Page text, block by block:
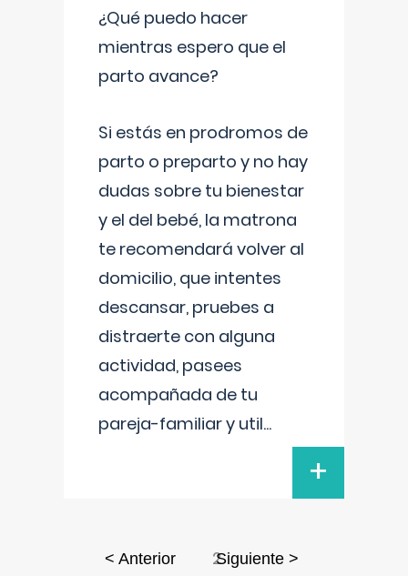
¿Qué puedo hacer
mientras espero que el
parto avance?
Si estás en prodromos de
parto o preparto y no hay
dudas sobre tu bienestar
y el del bebé, la matrona
te recomendará volver al
domicilio, que intentes
descansar, pruebes a
distraerte con alguna
actividad, pasees
acompañada de tu
pareja-familiar y util...
+
< Anterior 2Siguiente >